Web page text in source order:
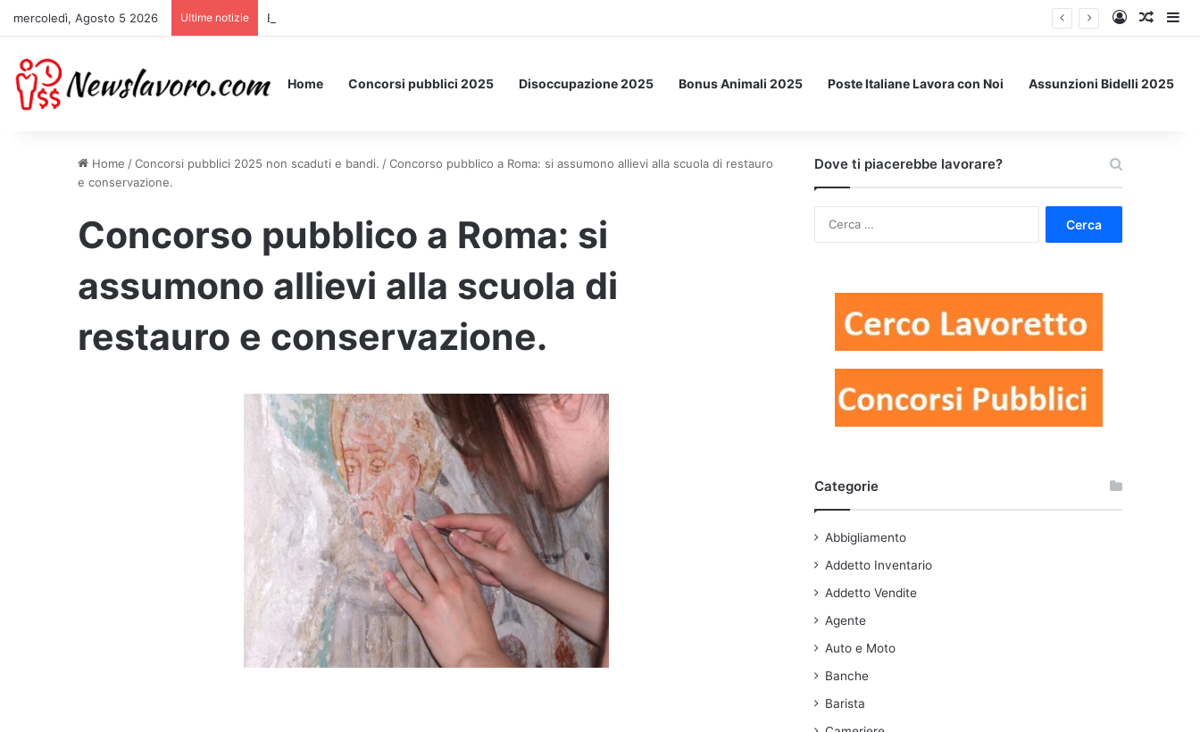
mercoledì, Agosto 5 2026 Ultime notizie Essere Pagati per Stare a Letto: ecco l’esperimento spaziale. Accedi
Un
Home Concorsi pubblici 2025 Disoccupazione 2025 Bonus Animali 2025 Poste Italiane Lavora con Noi Assunzioni Bidelli 2025
Home /Concorsi pubblici 2025 non scaduti e bandi. /Concorso pubblico a Roma: si assumono allievi alla scuola di restauro
e conservazione.
Concorso pubblico a Roma: si
assumono allievi alla scuola di
restauro e conservazione.
Dove ti piacerebbe lavorare?
Categorie
Abbigliamento
Addetto Inventario
Addetto Vendite
Agente
Auto e Moto
Banche
Barista